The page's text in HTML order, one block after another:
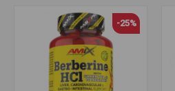
-25%